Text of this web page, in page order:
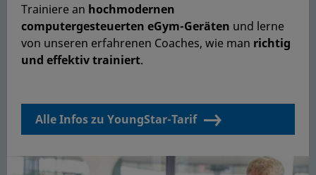
Trainiere an hochmodernen
computergesteuerten eGym-Geräten und lerne
von unseren erfahrenen Coaches, wie man richtig
und effektiv trainiert.
Alle Infos zu YoungStar-Tarif